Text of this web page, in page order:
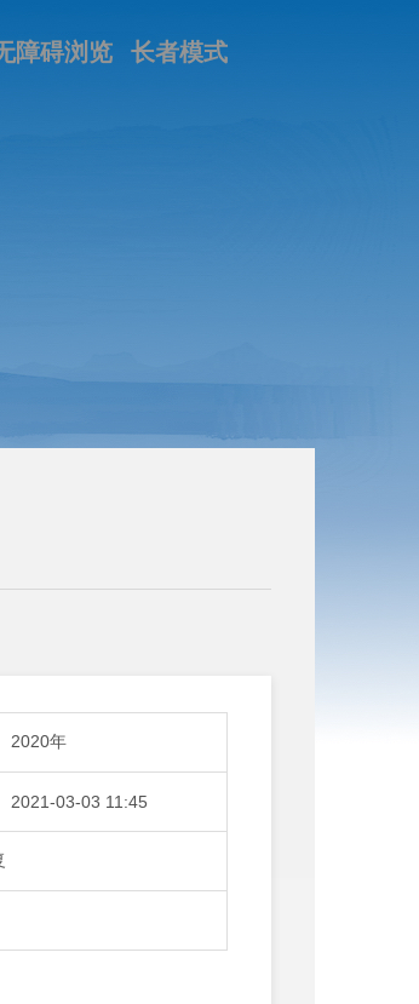
长者模式
障碍浏览
2020年
2021-03-03 11:45